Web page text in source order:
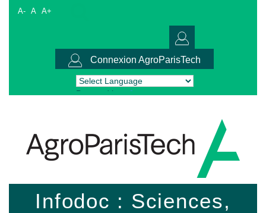
A- A A+
Connexion AgroParisTech
Powered by Translate
Infodoc : Sciences,